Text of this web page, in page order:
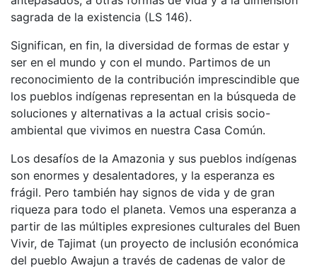
sagrada de la existencia (LS 146).
Significan, en fin, la diversidad de formas de estar y
ser en el mundo y con el mundo. Partimos de un
reconocimiento de la contribución imprescindible que
los pueblos indígenas representan en la búsqueda de
soluciones y alternativas a la actual crisis socio-
ambiental que vivimos en nuestra Casa Común.
Los desafíos de la Amazonia y sus pueblos indígenas
son enormes y desalentadores, y la esperanza es
frágil. Pero también hay signos de vida y de gran
riqueza para todo el planeta. Vemos una esperanza a
partir de las múltiples expresiones culturales del Buen
Vivir, de Tajimat (un proyecto de inclusión económica
del pueblo Awajun a través de cadenas de valor de